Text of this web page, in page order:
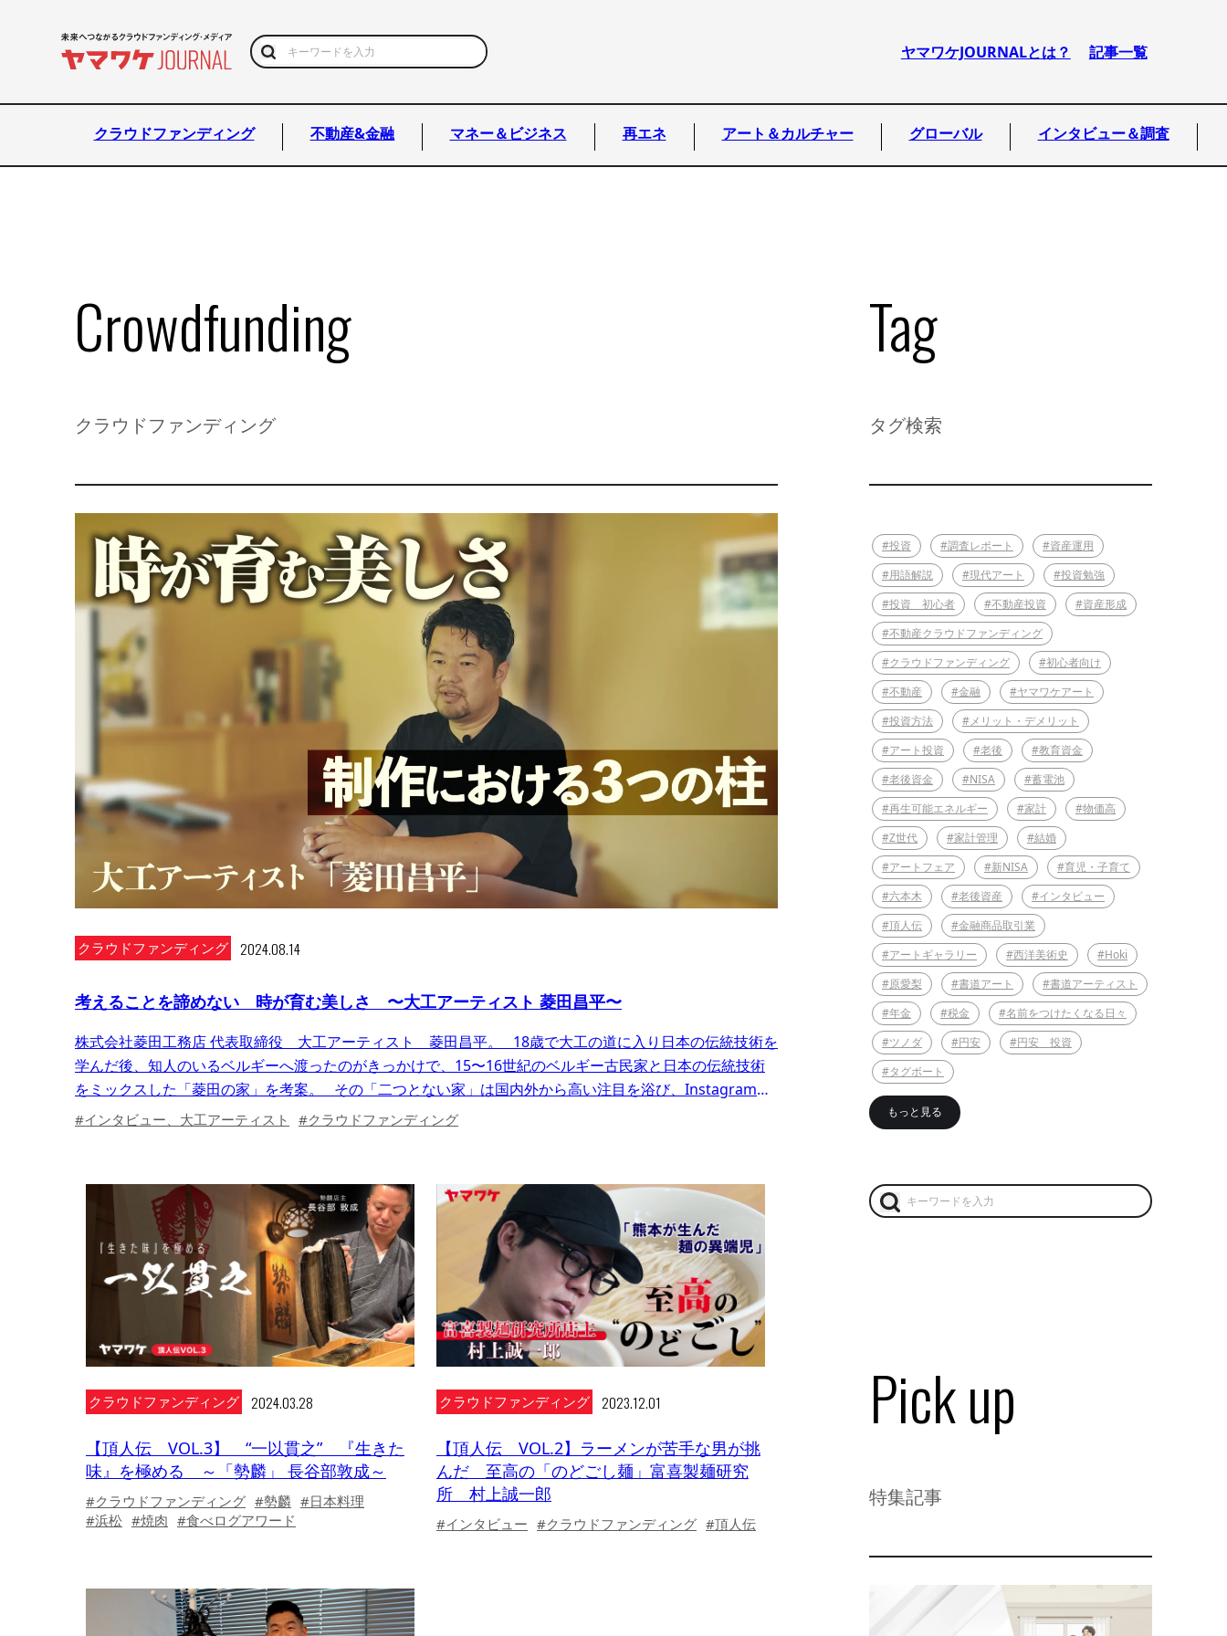
ヤマワケJOURNALとは？ 記事一覧
クラウドファンディング 不動産&金融 マネー＆ビジネス 再エネ アート＆カルチャー グローバル インタビュー＆調査
Crowdfunding
クラウドファンディング
クラウドファンディング 2024.08.14
考えることを諦めない 時が育む美しさ 〜大工アーティスト 菱田昌平〜
株式会社菱田工務店 代表取締役 大工アーティスト 菱田昌平。 18歳で大工の道に入り日本の伝統技術を
学んだ後、知人のいるベルギーへ渡ったのがきっかけで、15〜16世紀のベルギー古民家と日本の伝統技術
をミックスした「菱田の家」を考案。 その「二つとない家」は国内外から高い注目を浴び、Instagramの
フォロワー数は約21.7万人（取材時）にものぼっている。 …
#インタビュー、大工アーティスト #クラウドファンディング
クラウドファンディング 2024.03.28
【頂人伝 VOL.3】 “一以貫之” 『生きた
味』を極める ～「勢麟」 長谷部敦成～
#クラウドファンディング #勢麟 #日本料理
#浜松 #焼肉 #食べログアワード
クラウドファンディング 2023.12.01
【頂人伝 VOL.2】ラーメンが苦手な男が挑
んだ 至高の「のどごし麺」富喜製麺研究
所 村上誠一郎
#インタビュー #クラウドファンディング #頂人伝
Tag
タグ検索
#投資 #調査レポート
#資産運用
#用語解説
#現代アート
#投資勉強
#投資 初心者
#不動産投資
#資産形成
#不動産クラウドファンディング
#クラウドファンディング
#初心者向け
#不動産
#金融
#ヤマワケアート
#投資方法
#メリット・デメリット
#アート投資
#老後
#教育資金
#老後資金
#NISA
#蓄電池
#再生可能エネルギー
#家計
#物価高
#Z世代
#家計管理
#結婚
#アートフェア
#新NISA
#育児・子育て
#六本木
#老後資産
#インタビュー
#頂人伝
#金融商品取引業
#アートギャラリー
#西洋美術史
#Hoki
#原愛梨
#書道アート
#書道アーティスト
#年金
#税金
#名前をつけたくなる日々
#ツノダ
#円安
#円安 投資
#タグボート
もっと見る
Pick up
特集記事